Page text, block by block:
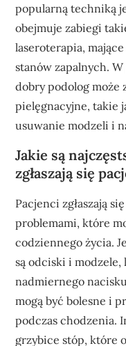
popularną techniką
obejmuje zabiegi
laseroterapia,
stanów zapalnych.
dobry podolog może
pielęgnacyjne, takie
usuwanie modzeli i
Jakie są
zgłaszają się
Pacjenci zgłaszają
problemami, które
codziennego życia.
są odciski i
nadmiernego
mogą być bolesne i
podczas chodzenia.
grzybice stóp, które